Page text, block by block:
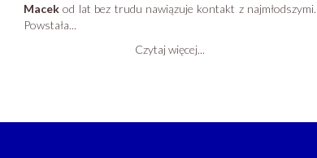
Macek od lat bez trudu nawiązuje kontakt z najmłodszymi.
Powstała...
Czytaj więcej...